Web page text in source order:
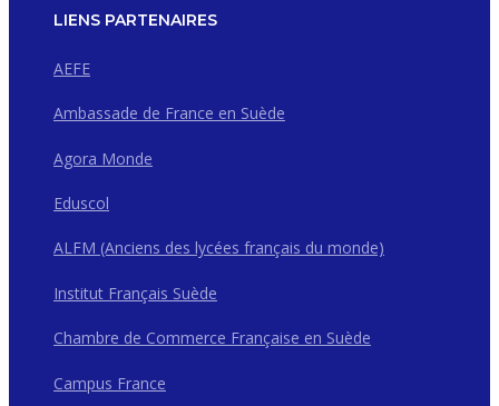
LIENS PARTENAIRES
AEFE
Ambassade de France en Suède
Agora Monde
Eduscol
ALFM (Anciens des lycées français du monde)
Institut Français Suède
Chambre de Commerce Française en Suède
Campus France